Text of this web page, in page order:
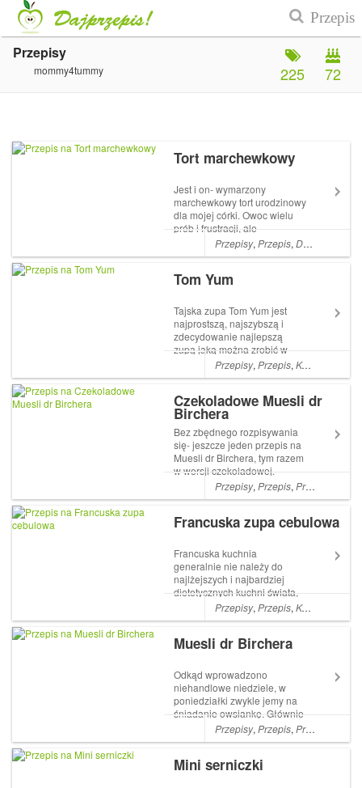
Przepisy
mommy4tummy 72
225
Tort marchewkowy
Jest i on- wymarzony
marchewkowy tort urodzinowy
dla mojej córki. Owoc wielu
prób i frustracji, ale
ostatecznie się udało. Przepis
dopracowany do Artykuł Tort
serwisu mommy4tummy.
Przepisy,Przepis,DESERY
Tom Yum
Tajska zupa Tom Yum jest
najprostszą, najszybszą i
zdecydowanie najlepszą
zupą jaką można zrobić w
domu. Do jej przygotowania
potrzeba zaledwie paru
serwisu mommy4tummy.
Przepisy,Przepis,KOLACJE
Czekoladowe Muesli dr
Birchera
Bez zbędnego rozpisywania
się- jeszcze jeden przepis na
Muesli dr Birchera, tym razem
w wersji czekoladowej.
Oprócz dodatku owoców, w
bonusie moja Artykuł
Birchera pochodzi z serwisu
Przepisy,Przepis,Przepis bezglutenowy
Francuska zupa cebulowa
Francuska kuchnia
generalnie nie należy do
najlżejszych i najbardziej
dietetycznych kuchni świata,
ale zdecydowanie jest warta
grzechu. Dzisiaj mamy już
Francuska zupa cebulowa
mommy4tummy.
Przepisy,Przepis,KOLACJE
Muesli dr Birchera
Odkąd wprowadzono
niehandlowe niedziele, w
poniedziałki zwykle jemy na
śniadanie owsiankę. Głównie
dlatego, że jest bardzo
zdrowa, pyszna i sama się
dr Birchera pochodzi z
Przepisy,Przepis,Przepis bezglutenowy
Mini serniczki